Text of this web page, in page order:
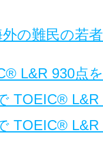
外の難民の若
L&R 930点
TOEIC®
TOEIC®